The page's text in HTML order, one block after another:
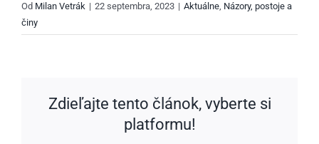
Od Milan Vetrák | 22 septembra, 2023 | Aktuálne, Názory, postoje a
činy
Zdieľajte tento článok, vyberte si
platformu!